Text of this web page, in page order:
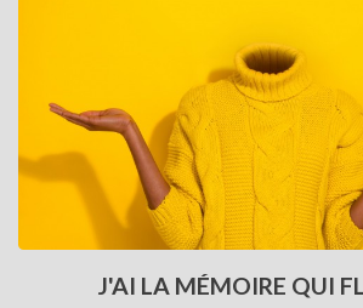
J'AI LA MÉMOIRE QUI